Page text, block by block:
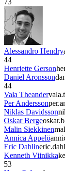
73
Alessandro Hendry
44
Henriette Gerson
Daniel Aronsson
44
Vala Theander
Per Andersson
Niklas Davidsson
Oskar Berge
Malin Siekkinen
Annica Appelö
Eric Dahlin
Kenneth Viinikka
53